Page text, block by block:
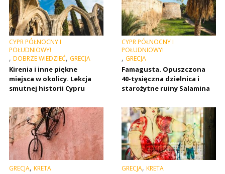
CYPR PÓŁNOCNY I
POŁUDNIOWY!
, DOBRZE WIEDZIEĆ, GRECJA
Kirenia i inne piękne
miejsca w okolicy. Lekcja
smutnej historii Cypru
CYPR PÓŁNOCNY I
POŁUDNIOWY!
, GRECJA
Famagusta. Opuszczona
40-tysięczna dzielnica i
starożytne ruiny Salamina
GRECJA, KRETA GRECJA, KRETA